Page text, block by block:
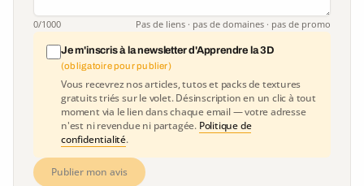
0/1000 Pas de liens · pas de domaines · pas de promo
Je m'inscris à la newsletter d'Apprendre la 3D
(obligatoire pour publier)
Vous recevrez nos articles, tutos et packs de textures
gratuits triés sur le volet. Désinscription en un clic à tout
moment via le lien dans chaque email — votre adresse
n'est ni revendue ni partagée. Politique de
confidentialité.
Publier mon avis